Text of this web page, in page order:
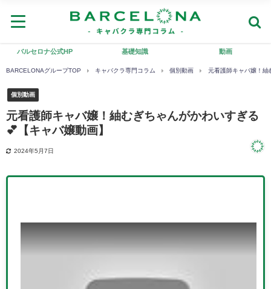
バルセロナ公式HP 基礎知識 動画
BARCELONAグループTOP キャバクラ専門コラム 個別動画 元看護師キャバ嬢！紬
個別動画
元看護師キャバ嬢！紬むぎちゃんがかわいすぎる
💕【キャバ嬢動画】
2024年5月7日